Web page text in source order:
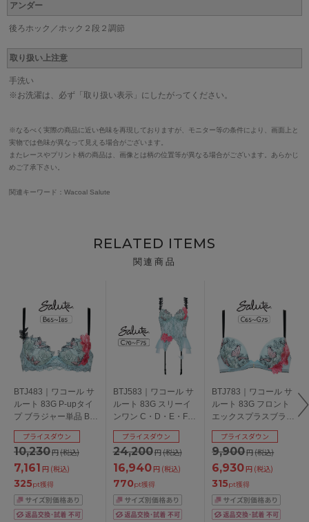
アンダー
後ろホック／ホック２段２調節
取り扱い上注意
手洗い
※お洗濯は、必ず「取り扱い表示」にしたがってください。
※なるべく実際の商品に近い色味を再現しておりますが、モニター等の条件により、画面上と
実物では色味が異なって見える場合がございます。
またレースやプリント柄の商品は、画像とは柄の位置等が異なる場合がございます。あらかじ
めご了承下さい。
関連キーワード：Wacoal Salute
RELATED ITEMS
関連商品
BTJ483｜ワコール サ
ルート 83G P-upタイ
プ ブラジャー単品 B・
C・D・E・F・G・
H・Iカップ/アンダー
65・70・75・80・
85cm
10,230円(税込)
プライスダウン
7,161 円 (税込)
325pt獲得
BTJ583｜ワコール サ
ルート 83G スリーイ
ンワン C・D・E・Fカ
ップ/アンダー65・
70・75cm
24,200円(税込)
プライスダウン
16,940円 (税込)
770pt獲得
BTJ783｜ワコール サ
ルート 83G フロント
エックスプラスブラ
ブラジャー単品 C ・
D・E・F・Gカップ/ア
ンダー65・70・75cm
9,900円(税込)
プライスダウン
6,930円 (税込)
315pt獲得